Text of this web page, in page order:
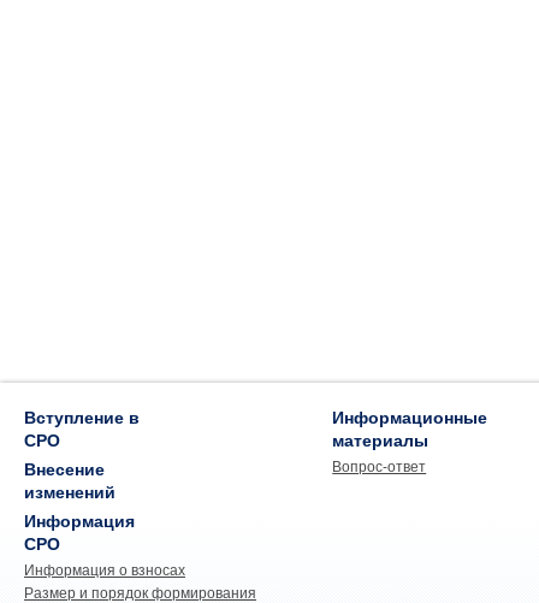
Вступление в
СРО
Внесение
изменений
Информация
СРО
Информация о взносах
Размер и порядок формирования
Информационные
материалы
Вопрос-ответ